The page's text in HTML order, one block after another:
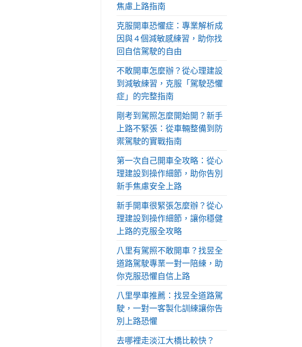
焦慮上路指南
克服開車恐懼症：專業解析成
因與 4 個減敏感練習，助你找
回自信駕駛的自由
不敢開車怎麼辦？從心理建設
到減敏練習，克服「駕駛恐懼
症」的完整指南
剛考到駕照怎麼開始開？新手
上路不緊張：從車輛整備到防
禦駕駛的實戰指南
第一次自己開車全攻略：從心
理建設到操作細節，助你告別
新手焦慮安全上路
新手開車很緊張怎麼辦？從心
理建設到操作細節，讓你穩健
上路的克服全攻略
八里有駕照不敢開車？找昱全
道路駕駛專業一對一陪練，助
你克服恐懼自信上路
八里學車推薦：找昱全道路駕
駛，一對一客製化訓練讓你告
別上路恐懼
去哪裡走淡江大橋比較快？